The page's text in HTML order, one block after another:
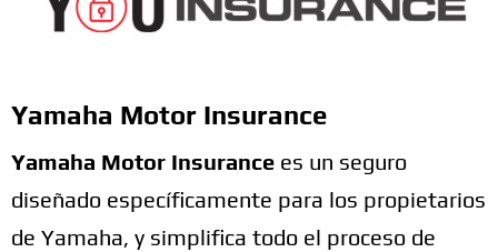
Yamaha Motor Insurance
Yamaha Motor Insurance es un seguro
diseñado específicamente para los propietarios
de Yamaha, y simplifica todo el proceso de